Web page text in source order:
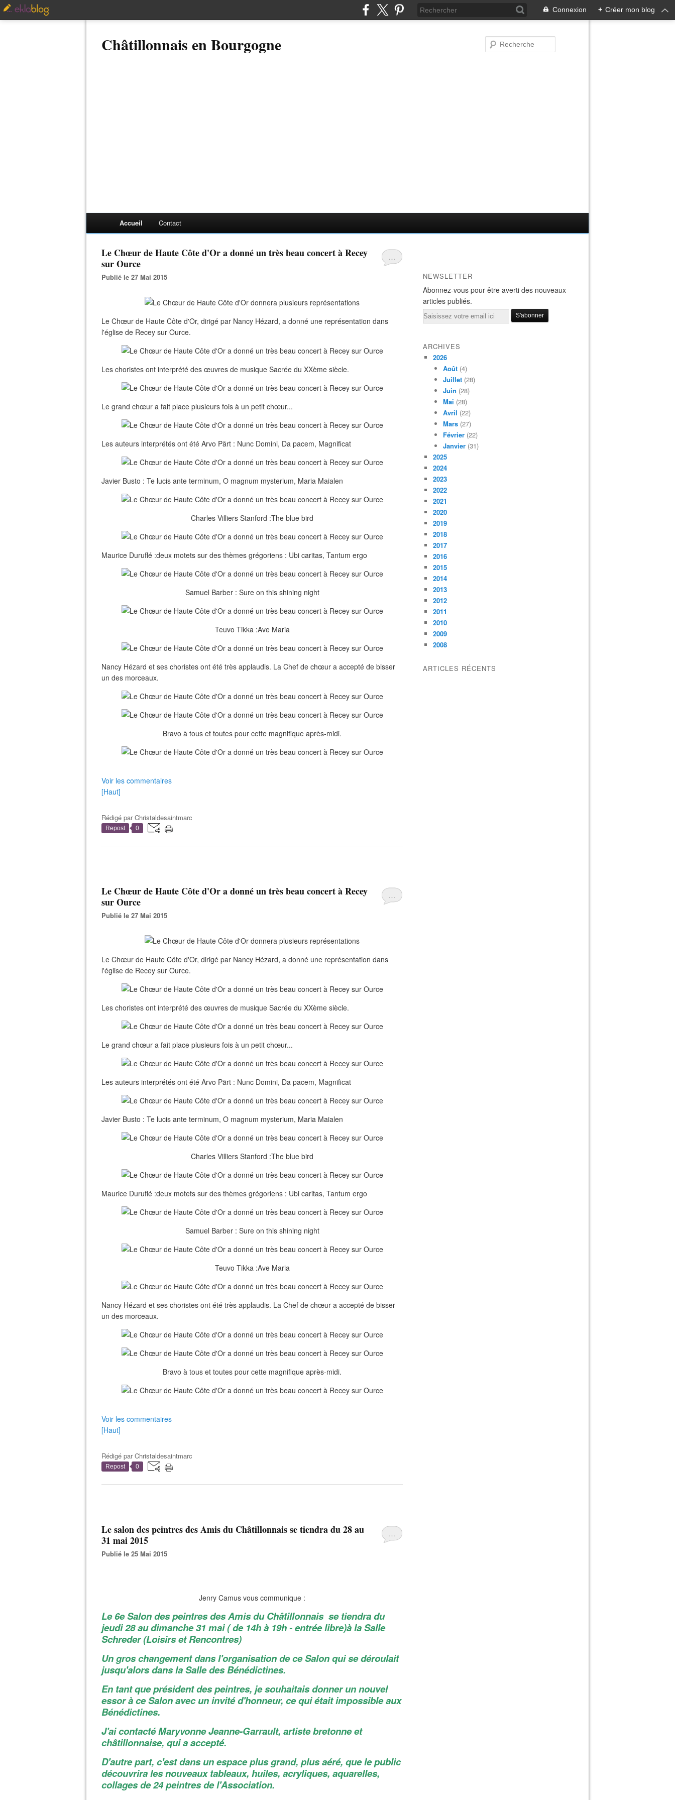
Connexion + Créer mon blog
Châtillonnais en Bourgogne
Accueil Contact
…
Le Chœur de Haute Côte d'Or a donné un très beau concert à Recey
sur Ource
Publié le 27 Mai 2015
Le Chœur de Haute Côte d'Or, dirigé par Nancy Hézard, a donné une représentation dans
l'église de Recey sur Ource.
Les choristes ont interprété des œuvres de musique Sacrée du XXème siècle.
Le grand chœur a fait place plusieurs fois à un petit chœur...
Les auteurs interprétés ont été Arvo Pärt : Nunc Domini, Da pacem, Magnificat
Javier Busto : Te lucis ante terminum, O magnum mysterium, Maria Maialen
Charles Villiers Stanford :The blue bird
Maurice Duruflé :deux motets sur des thèmes grégoriens : Ubi caritas, Tantum ergo
Samuel Barber : Sure on this shining night
Teuvo Tikka :Ave Maria
Nancy Hézard et ses choristes ont été très applaudis. La Chef de chœur a accepté de bisser
un des morceaux.
Bravo à tous et toutes pour cette magnifique après-midi.
Voir les commentaires
[Haut]
Rédigé parChristaldesaintmarc
Repost 0
…
Le Chœur de Haute Côte d'Or a donné un très beau concert à Recey
sur Ource
Publié le 27 Mai 2015
Le Chœur de Haute Côte d'Or, dirigé par Nancy Hézard, a donné une représentation dans
l'église de Recey sur Ource.
Les choristes ont interprété des œuvres de musique Sacrée du XXème siècle.
Le grand chœur a fait place plusieurs fois à un petit chœur...
Les auteurs interprétés ont été Arvo Pärt : Nunc Domini, Da pacem, Magnificat
Javier Busto : Te lucis ante terminum, O magnum mysterium, Maria Maialen
Charles Villiers Stanford :The blue bird
Maurice Duruflé :deux motets sur des thèmes grégoriens : Ubi caritas, Tantum ergo
Samuel Barber : Sure on this shining night
Teuvo Tikka :Ave Maria
Nancy Hézard et ses choristes ont été très applaudis. La Chef de chœur a accepté de bisser
un des morceaux.
Bravo à tous et toutes pour cette magnifique après-midi.
Voir les commentaires
[Haut]
Rédigé parChristaldesaintmarc
Repost 0
…
Le salon des peintres des Amis du Châtillonnais se tiendra du 28 au
31 mai 2015
Publié le 25 Mai 2015
Jenry Camus vous communique :
Le 6e Salon des peintres des Amis du Châtillonnais se tiendra du
jeudi 28 au dimanche 31 mai ( de 14h à 19h - entrée libre)à la Salle
Schreder (Loisirs et Rencontres)
Un gros changement dans l'organisation de ce Salon qui se déroulait
jusqu'alors dans la Salle des Bénédictines.
En tant que président des peintres, je souhaitais donner un nouvel
essor à ce Salon avec un invité d'honneur, ce qui était impossible aux
Bénédictines.
J'ai contacté Maryvonne Jeanne-Garrault, artiste bretonne et
châtillonnaise, qui a accepté.
D'autre part, c'est dans un espace plus grand, plus aéré, que le public
découvrira les nouveaux tableaux, huiles, acryliques, aquarelles,
collages de 24 peintres de l'Association.
NEWSLETTER
Abonnez-vous pour être averti des nouveaux
articles publiés.
Email
ARCHIVES
2026
Août (4)
Juillet (28)
Juin (28)
Mai (28)
Avril (22)
Mars (27)
Février (22)
Janvier (31)
2025
2024
2023
2022
2021
2020
2019
2018
2017
2016
2015
2014
2013
2012
2011
2010
2009
2008
ARTICLES RÉCENTS